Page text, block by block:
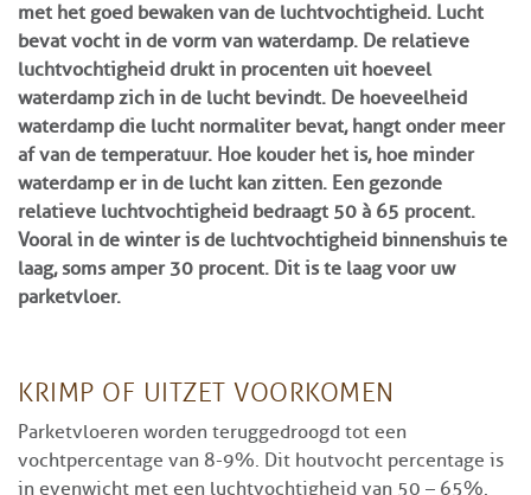
met het goed bewaken van de luchtvochtigheid. Lucht
bevat vocht in de vorm van waterdamp. De relatieve
luchtvochtigheid drukt in procenten uit hoeveel
waterdamp zich in de lucht bevindt. De hoeveelheid
waterdamp die lucht normaliter bevat, hangt onder meer
af van de temperatuur. Hoe kouder het is, hoe minder
waterdamp er in de lucht kan zitten. Een gezonde
relatieve luchtvochtigheid bedraagt 50 à 65 procent.
Vooral in de winter is de luchtvochtigheid binnenshuis te
laag, soms amper 30 procent. Dit is te laag voor uw
parketvloer.
KRIMP OF UITZET VOORKOMEN
Parketvloeren worden teruggedroogd tot een
vochtpercentage van 8-9%. Dit houtvocht percentage is
in evenwicht met een luchtvochtigheid van 50 – 65%.